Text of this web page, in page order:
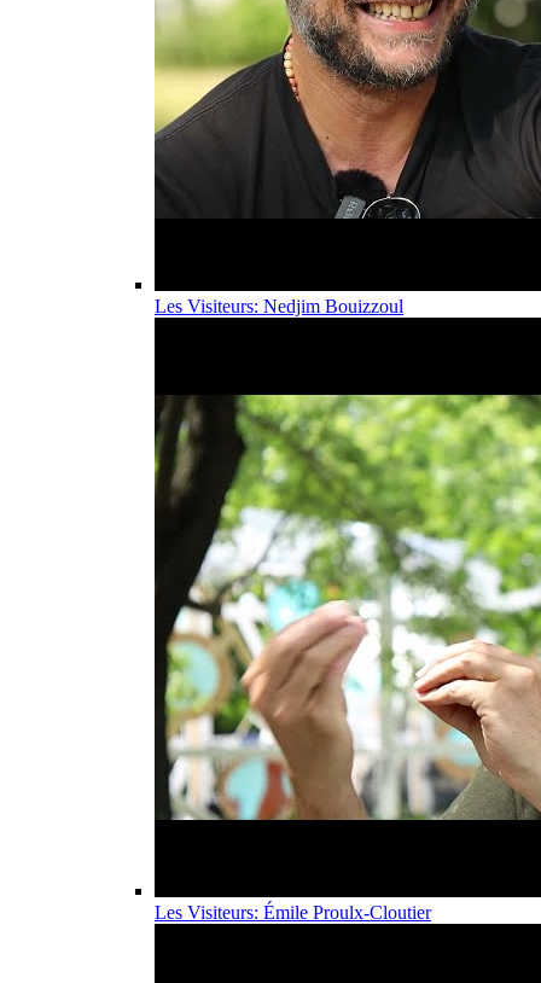
Les Visiteurs: Nedjim Bouizzoul
Les Visiteurs: Émile Proulx-Cloutier